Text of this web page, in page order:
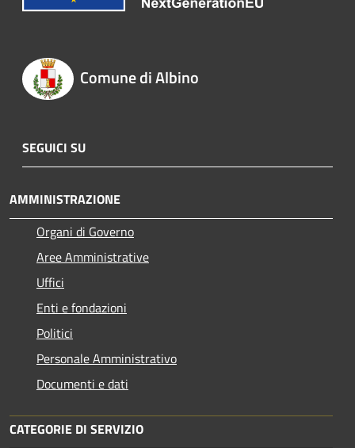
Comune di Albino
SEGUICI SU
AMMINISTRAZIONE
Organi di Governo
Aree Amministrative
Uffici
Enti e fondazioni
Politici
Personale Amministrativo
Documenti e dati
CATEGORIE DI SERVIZIO